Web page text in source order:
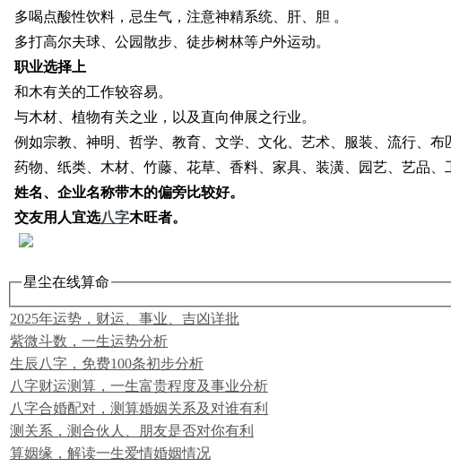
多喝点酸性饮料，忌生气，注意神精系统、肝、胆 。
多打高尔夫球、公园散步、徒步树林等户外运动。
职业选择上
和木有关的工作较容易。
与木材、植物有关之业，以及直向伸展之行业。
例如宗教、神明、哲学、教育、文学、文化、艺术、服装、流行、
药物、纸类、木材、竹藤、花草、香料、家具、装潢、园艺、艺品
姓名、企业名称带木的偏旁比较好。
交友用人宜选八字木旺者。
星尘在线算命
2025年运势，财运、事业、吉凶详批
紫微斗数，一生运势分析
生辰八字，免费100条初步分析
八字财运测算，一生富贵程度及事业分析
八字合婚配对，测算婚姻关系及对谁有利
测关系，测合伙人、朋友是否对你有利
算姻缘，解读一生爱情婚姻情况